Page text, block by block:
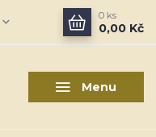
Menu
0 ks
0,00 Kč